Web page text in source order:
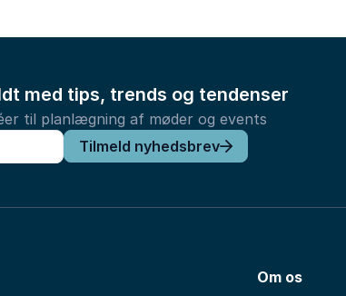
med tips, trends og tendenser
til planlægning af møder og events
Tilmeld nyhedsbrev
Om os